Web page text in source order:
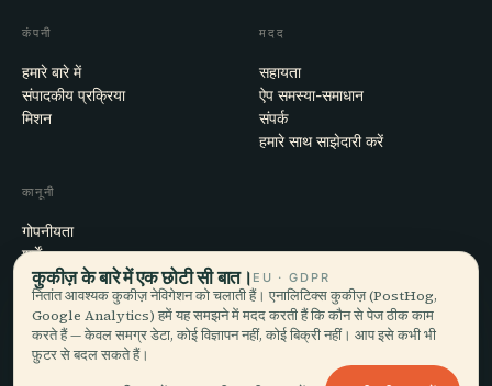
कंपनी
हमारे बारे में
संपादकीय प्रक्रिया
मिशन
मदद
सहायता
ऐप समस्या-समाधान
संपर्क
हमारे साथ साझेदारी करें
कानूनी
गोपनीयता
शर्तें
कुकी सेटिंग्स
खाता हटाएँ
कुकीज़ के बारे में एक छोटी सी बात। EU · GDPR
नितांत आवश्यक कुकीज़ नेविगेशन को चलाती हैं। एनालिटिक्स कुकीज़ (PostHog,
Google Analytics) हमें यह समझने में मदद करती हैं कि कौन से पेज ठीक काम
करते हैं — केवल समग्र डेटा, कोई विज्ञापन नहीं, कोई बिक्री नहीं। आप इसे कभी भी
फ़ुटर से बदल सकते हैं।